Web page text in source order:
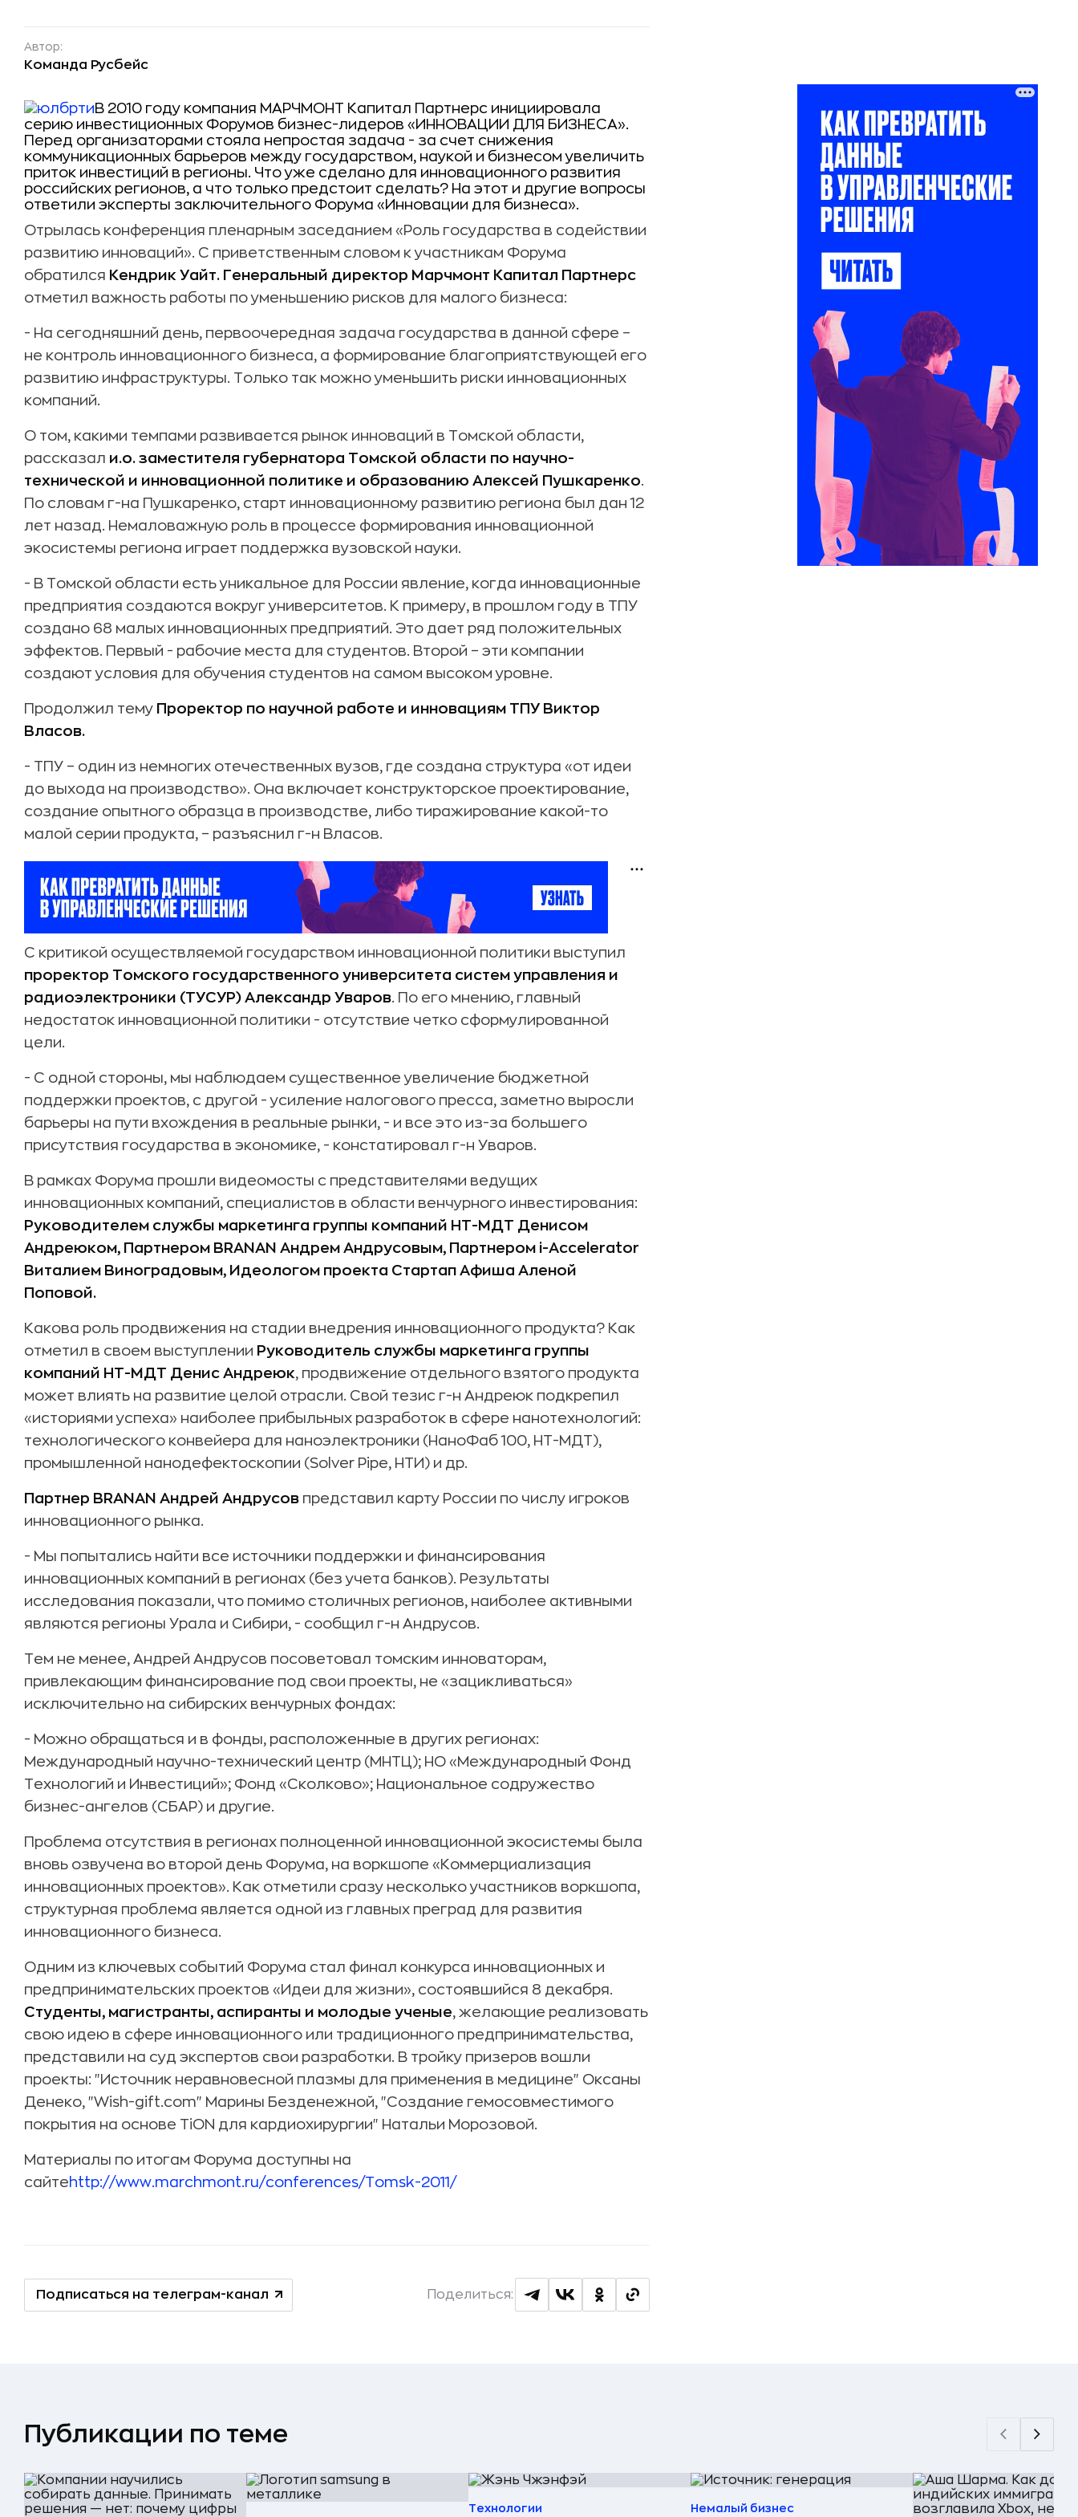
Автор:
Команда Русбейс
В 2010 году компания МАРЧМОНТ Капитал Партнерс инициировала
серию инвестиционных Форумов бизнес-лидеров «ИННОВАЦИИ ДЛЯ БИЗНЕСА».
Перед организаторами стояла непростая задача - за счет снижения
коммуникационных барьеров между государством, наукой и бизнесом увеличить
приток инвестиций в регионы. Что уже сделано для инновационного развития
российских регионов, а что только предстоит сделать? На этот и другие вопросы
ответили эксперты заключительного Форума «Инновации для бизнеса».
Отрылась конференция пленарным заседанием «Роль государства в содействии
развитию инноваций». С приветственным словом к участникам Форума
обратился Кендрик Уайт. Генеральный директор Марчмонт Капитал Партнерс
отметил важность работы по уменьшению рисков для малого бизнеса:
- На сегодняшний день, первоочередная задача государства в данной сфере –
не контроль инновационного бизнеса, а формирование благоприятствующей его
развитию инфраструктуры. Только так можно уменьшить риски инновационных
компаний.
О том, какими темпами развивается рынок инноваций в Томской области,
рассказал и.о. заместителя губернатора Томской области по научно-
технической и инновационной политике и образованию Алексей Пушкаренко.
По словам г-на Пушкаренко, старт инновационному развитию региона был дан 12
лет назад. Немаловажную роль в процессе формирования инновационной
экосистемы региона играет поддержка вузовской науки.
- В Томской области есть уникальное для России явление, когда инновационные
предприятия создаются вокруг университетов. К примеру, в прошлом году в ТПУ
создано 68 малых инновационных предприятий. Это дает ряд положительных
эффектов. Первый - рабочие места для студентов. Второй – эти компании
создают условия для обучения студентов на самом высоком уровне.
Продолжил тему Проректор по научной работе и инновациям ТПУ Виктор
Власов.
- ТПУ – один из немногих отечественных вузов, где создана структура «от идеи
до выхода на производство». Она включает конструкторское проектирование,
создание опытного образца в производстве, либо тиражирование какой-то
малой серии продукта, – разъяснил г-н Власов.
С критикой осуществляемой государством инновационной политики выступил
проректор Томского государственного университета систем управления и
радиоэлектроники (ТУСУР) Александр Уваров. По его мнению, главный
недостаток инновационной политики - отсутствие четко сформулированной
цели.
- С одной стороны, мы наблюдаем существенное увеличение бюджетной
поддержки проектов, с другой - усиление налогового пресса, заметно выросли
барьеры на пути вхождения в реальные рынки, - и все это из-за большего
присутствия государства в экономике, - констатировал г-н Уваров.
В рамках Форума прошли видеомосты с представителями ведущих
инновационных компаний, специалистов в области венчурного инвестирования:
Руководителем службы маркетинга группы компаний НТ-МДТ Денисом
Андреюком, Партнером BRANAN Андрем Андрусовым, Партнером i-Accelerator
Виталием Виноградовым, Идеологом проекта Стартап Афиша Аленой
Поповой.
Какова роль продвижения на стадии внедрения инновационного продукта? Как
отметил в своем выступлении Руководитель службы маркетинга группы
компаний НТ-МДТ Денис Андреюк, продвижение отдельного взятого продукта
может влиять на развитие целой отрасли. Свой тезис г-н Андреюк подкрепил
«историями успеха» наиболее прибыльных разработок в сфере нанотехнологий:
технологического конвейера для наноэлектроники (НаноФаб 100, НТ-МДТ),
промышленной нанодефектоскопии (Solver Pipe, НТИ) и др.
Партнер BRANAN Андрей Андрусов представил карту России по числу игроков
инновационного рынка.
- Мы попытались найти все источники поддержки и финансирования
инновационных компаний в регионах (без учета банков). Результаты
исследования показали, что помимо столичных регионов, наиболее активными
являются регионы Урала и Сибири, - сообщил г-н Андрусов.
Тем не менее, Андрей Андрусов посоветовал томским инноваторам,
привлекающим финансирование под свои проекты, не «зацикливаться»
исключительно на сибирских венчурных фондах:
- Можно обращаться и в фонды, расположенные в других регионах:
Международный научно-технический центр (МНТЦ); НО «Международный Фонд
Технологий и Инвестиций»; Фонд «Сколково»; Национальное содружество
бизнес-ангелов (СБАР) и другие.
Проблема отсутствия в регионах полноценной инновационной экосистемы была
вновь озвучена во второй день Форума, на воркшопе «Коммерциализация
инновационных проектов». Как отметили сразу несколько участников воркшопа,
структурная проблема является одной из главных преград для развития
инновационного бизнеса.
Одним из ключевых событий Форума стал финал конкурса инновационных и
предпринимательских проектов «Идеи для жизни», состоявшийся 8 декабря.
Студенты, магистранты, аспиранты и молодые ученые, желающие реализовать
свою идею в сфере инновационного или традиционного предпринимательства,
представили на суд экспертов свои разработки. В тройку призеров вошли
проекты: "Источник неравновесной плазмы для применения в медицине" Оксаны
Денеко, "Wish-gift.com" Марины Безденежной, "Создание гемосовместимого
покрытия на основе TiON для кардиохирургии" Натальи Морозовой.
Материалы по итогам Форума доступны на
сайтеhttp://www.marchmont.ru/conferences/Tomsk-2011/
Подписаться на телеграм-канал Поделиться:
Публикации по теме
Технологии Немалый бизнес